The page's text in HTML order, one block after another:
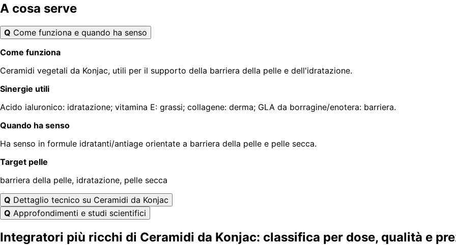
A cosa serve
Q Come funziona e quando ha senso
Come funziona
Ceramidi vegetali da Konjac, utili per il supporto della barriera della pelle e dell'idratazione.
Sinergie utili
Acido ialuronico: idratazione; vitamina E: grassi; collagene: derma; GLA da borragine/enotera: barriera.
Quando ha senso
Ha senso in formule idratanti/antiage orientate a barriera della pelle e pelle secca.
Target pelle
barriera della pelle, idratazione, pelle secca
Q Dettaglio tecnico su Ceramidi da Konjac
Q Approfondimenti e studi scientifici
Integratori più ricchi di Ceramidi da Konjac: classifica per dose, qualità e